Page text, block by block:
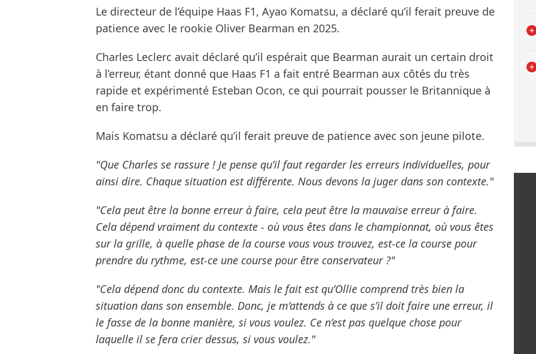
Le directeur de l’équipe Haas F1, Ayao Komatsu, a déclaré qu’il ferait preuve de
patience avec le rookie Oliver Bearman en 2025.
Charles Leclerc avait déclaré qu’il espérait que Bearman aurait un certain droit
à l’erreur, étant donné que Haas F1 a fait entré Bearman aux côtés du très
rapide et expérimenté Esteban Ocon, ce qui pourrait pousser le Britannique à
en faire trop.
Mais Komatsu a déclaré qu’il ferait preuve de patience avec son jeune pilote.
"Que Charles se rassure ! Je pense qu’il faut regarder les erreurs individuelles, pour
ainsi dire. Chaque situation est différente. Nous devons la juger dans son contexte."
"Cela peut être la bonne erreur à faire, cela peut être la mauvaise erreur à faire.
Cela dépend vraiment du contexte - où vous êtes dans le championnat, où vous êtes
sur la grille, à quelle phase de la course vous vous trouvez, est-ce la course pour
prendre du rythme, est-ce une course pour être conservateur ?"
"Cela dépend donc du contexte. Mais le fait est qu’Ollie comprend très bien la
situation dans son ensemble. Donc, je m’attends à ce que s’il doit faire une erreur, il
le fasse de la bonne manière, si vous voulez. Ce n’est pas quelque chose pour
laquelle il se fera crier dessus, si vous voulez."